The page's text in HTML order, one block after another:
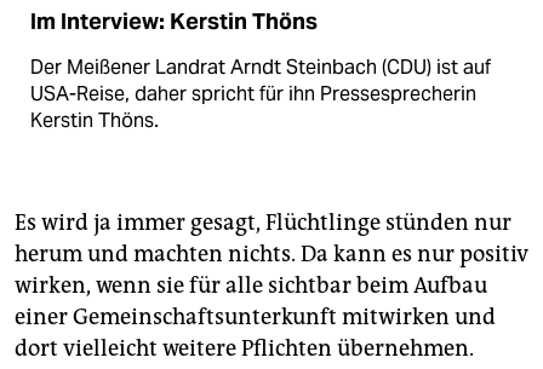
Im Interview: Kerstin Thöns
Der Meißener Landrat Arndt Steinbach (CDU) ist auf
USA-Reise, daher spricht für ihn Pressesprecherin
Kerstin Thöns.
Es wird ja immer gesagt, Flüchtlinge stünden nur
herum und machten nichts. Da kann es nur positiv
wirken, wenn sie für alle sichtbar beim Aufbau
einer Gemeinschaftsunterkunft mitwirken und
dort vielleicht weitere Pflichten übernehmen.